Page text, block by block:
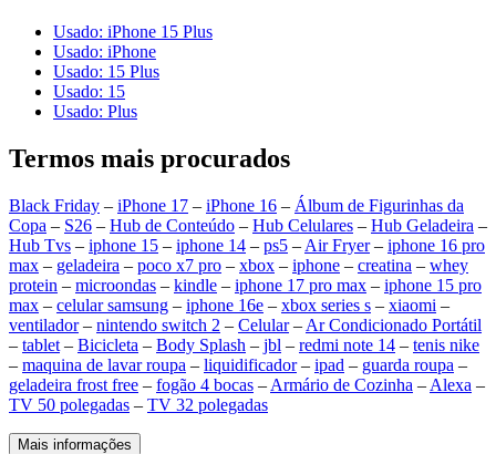
Usado: iPhone 15 Plus
Usado: iPhone
Usado: 15 Plus
Usado: 15
Usado: Plus
Termos mais procurados
Black Friday – iPhone 17 – iPhone 16 – Álbum de Figurinhas da
Copa – S26 – Hub de Conteúdo – Hub Celulares – Hub Geladeira –
Hub Tvs – iphone 15 – iphone 14 – ps5 – Air Fryer– iphone 16 pro
max – geladeira – poco x7 pro – xbox – iphone – creatina – whey
protein – microondas – kindle – iphone 17 pro max – iphone 15 pro
max – celular samsung – iphone 16e – xbox series s – xiaomi –
ventilador– nintendo switch 2 – Celular– Ar Condicionado Portátil
– tablet – Bicicleta – Body Splash – jbl – redmi note 14 – tenis nike
– maquina de lavar roupa – liquidificador– ipad – guarda roupa –
geladeira frost free – fogão 4 bocas – Armário de Cozinha – Alexa –
TV 50 polegadas – TV 32 polegadas
Mais informações